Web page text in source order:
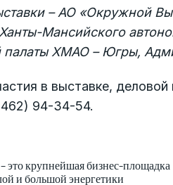
– АО «Окружной
Мансийского
ХМАО – Югры,
в выставке,
94-34-54.
это крупнейшая бизнес-площадка
и большой энергетики